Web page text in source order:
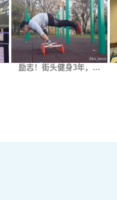
励志！街头健身3年，…